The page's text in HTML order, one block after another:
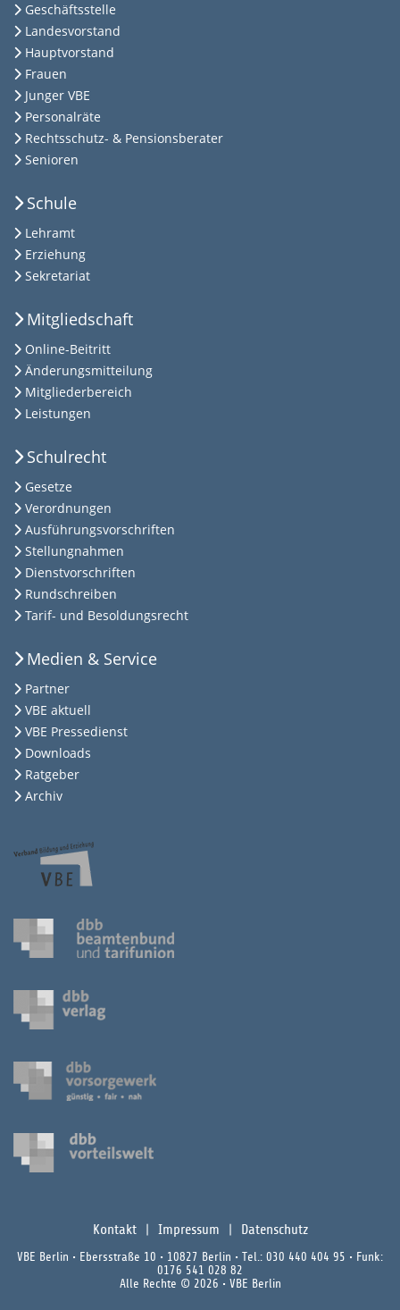
Geschäftsstelle
Landesvorstand
Hauptvorstand
Frauen
Junger VBE
Personalräte
Rechtsschutz- & Pensionsberater
Senioren
Schule
Lehramt
Erziehung
Sekretariat
Mitgliedschaft
Online-Beitritt
Änderungsmitteilung
Mitgliederbereich
Leistungen
Schulrecht
Gesetze
Verordnungen
Ausführungsvorschriften
Stellungnahmen
Dienstvorschriften
Rundschreiben
Tarif- und Besoldungsrecht
Medien & Service
Partner
VBE aktuell
VBE Pressedienst
Downloads
Ratgeber
Archiv
Kontakt Impressum Datenschutz
VBE Berlin • Ebersstraße 10 • 10827 Berlin • Tel.: 030 440 404 95 • Funk:
0176 541 028 82
Alle Rechte © 2026 • VBE Berlin